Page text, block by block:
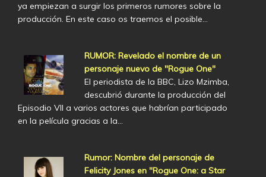
ya empiezan a surgir los primeros rumores sobre la
producción. En este caso os traemos el posible…
RUMOR: Revelado el nombre de un
personaje nuevo de "Rogue One"
El periodista de la BBC, Lizo Mzimba,
descubrió durante la producción del
Episodio VII a varios actores que habrían participado
en la película gracias a la…
Rumor: Nombre del personaje de
Felicity Jones en "Rogue One: a Star